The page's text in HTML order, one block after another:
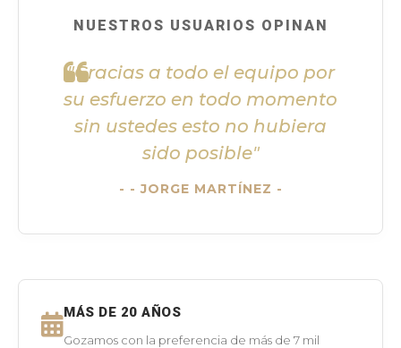
NUESTROS USUARIOS OPINAN
"Gracias a todo el equipo por
su esfuerzo en todo momento
sin ustedes esto no hubiera
sido posible"
- JORGE MARTÍNEZ -
MÁS DE 20 AÑOS
Gozamos con la preferencia de más de 7 mil